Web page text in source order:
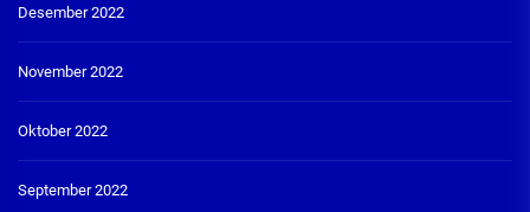
Desember 2022
November 2022
Oktober 2022
September 2022